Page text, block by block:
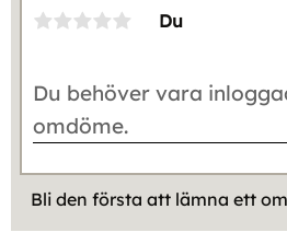
Du
Bli den första att lämna ett